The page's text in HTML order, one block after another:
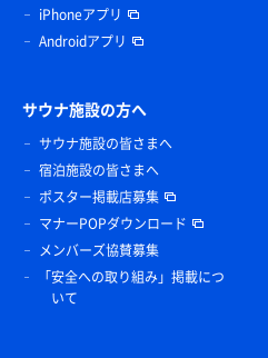
iPhoneアプリ
Androidアプリ
サウナ施設の方へ
サウナ施設の皆さまへ
宿泊施設の皆さまへ
ポスター掲載店募集
マナーPOPダウンロード
メンバーズ協賛募集
「安全への取り組み」掲載につ
いて